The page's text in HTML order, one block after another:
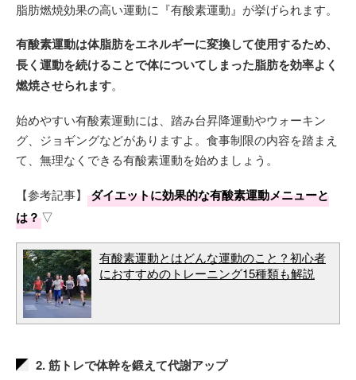
脂肪燃焼効果の高い運動に『有酸素運動』が挙げられます。
有酸素運動は体脂肪をエネルギーに変換して使用するため、
長く運動を続けることで体についてしまった脂肪を効率よく
燃焼させられます。
始めやすい有酸素運動には、踏み台昇降運動やウォーキン
グ、ジョギングなどがありますよ。食事制限の内容を踏まえ
て、無理なくできる有酸素運動を始めましょう。
【参考記事】
ダイエットに効果的な有酸素運動メニューと
は？▽
有酸素運動とはどんな運動のこと？初心者
におすすめのトレーニング15種類も解説
2. 筋トレで体幹を鍛えて代謝アップ